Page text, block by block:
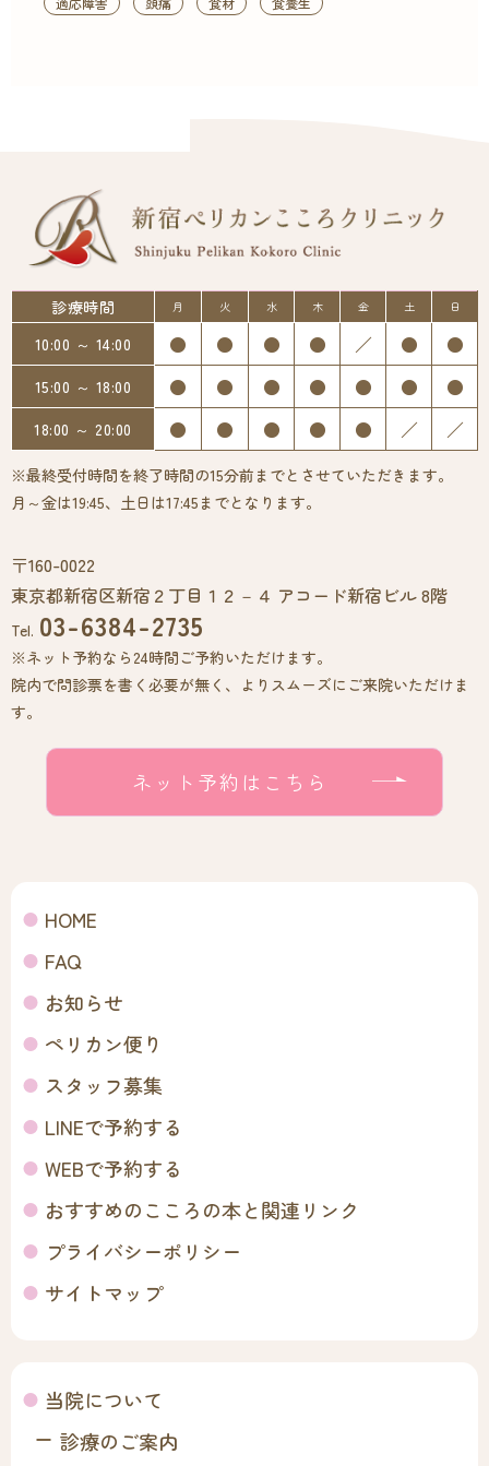
診療時間 月 火 水 木 金 土 日
10:00 ～ 14:00 ● ● ● ● ／ ● ●
15:00 ～ 18:00 ● ● ● ● ● ● ●
18:00 ～ 20:00 ● ● ● ● ● ／ ／
※最終受付時間を終了時間の15分前までとさせていただきます。
月～金は19:45、土日は17:45までとなります。
〒160-0022
東京都新宿区新宿２丁目１２－４ アコード新宿ビル 8階
Tel. 03-6384-2735
※ネット予約なら24時間ご予約いただけます。
院内で問診票を書く必要が無く、よりスムーズにご来院いただけま
す。
ネット予約はこちら
HOME
FAQ
お知らせ
ペリカン便り
スタッフ募集
LINEで予約する
WEBで予約する
おすすめのこころの本と関連リンク
プライバシーポリシー
サイトマップ
当院について
診療のご案内